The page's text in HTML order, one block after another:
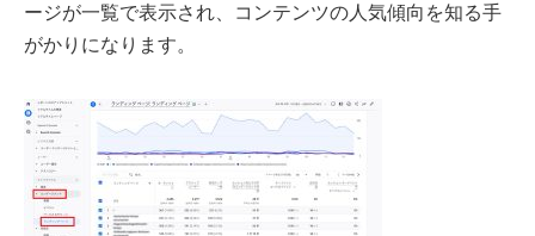
ージが一覧で表示され、コンテンツの人気傾向を知る手
がかりになります。